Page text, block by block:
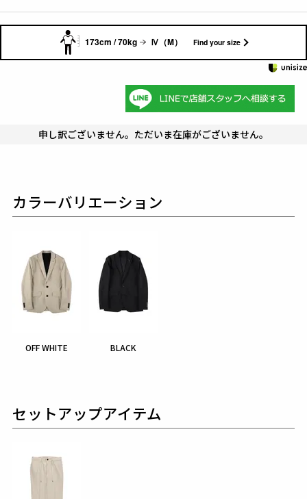
173cm / 70kg Ⅳ（M） Find your size
申し訳ございません。ただいま在庫がございません。
カラーバリエーション
OFF WHITE BLACK
セットアップアイテム